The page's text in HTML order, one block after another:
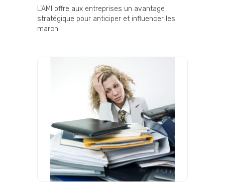
L’AMI offre aux entreprises un avantage
stratégique pour anticiper et influencer les
march